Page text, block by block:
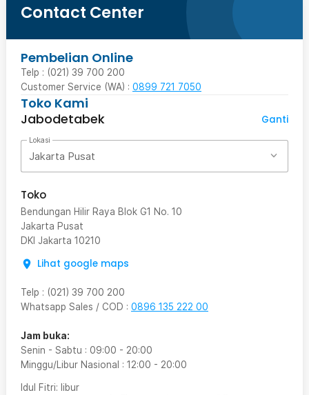
Contact Center
Pembelian Online
Telp : (021) 39 700 200
Customer Service (WA) : 0899 721 7050
Toko Kami
Jabodetabek
Ganti
Lokasi
Jakarta Pusat
Toko
Bendungan Hilir Raya Blok G1 No. 10
Jakarta Pusat
DKI Jakarta 10210
Lihat google maps
Telp : (021) 39 700 200
Whatsapp Sales / COD : 0896 135 222 00
Jam buka:
Senin - Sabtu : 09:00 - 20:00
Minggu/Libur Nasional : 12:00 - 20:00
Idul Fitri: libur